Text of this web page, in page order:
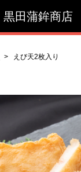
黒田蒲鉾商店
えび天2枚入り